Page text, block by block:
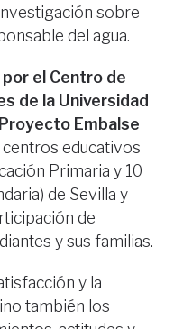
sobre
del agua.
el Centro de
de la Universidad
Proyecto Embalse
educativos
Primaria y 10
de Sevilla y
de
y sus familias.
y la
también los